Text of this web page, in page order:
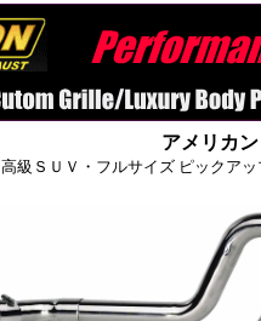
アメリカ
高級ＳＵＶ・フルサイズ ピックア